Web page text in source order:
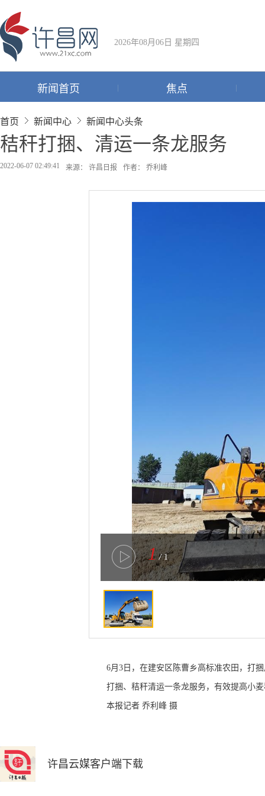
2026年08月06日 星期四
新闻首页 焦点
首页 新闻中心 新闻中心头条
秸秆打捆、清运一条龙服务
2022-06-07 02:49:41 来源： 许昌日报 作者： 乔利峰
1 / 1
6月3日，在建安区陈曹乡高标准农田，打
打捆、秸秆清运一条龙服务，有效提高小
本报记者 乔利峰 摄
许昌云媒客户端下载